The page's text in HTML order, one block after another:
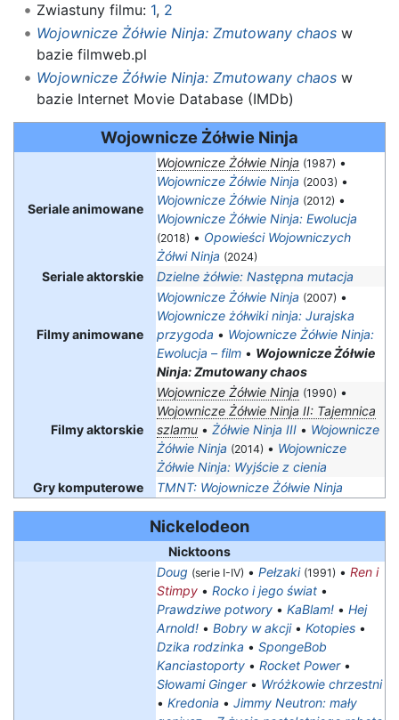
Zwiastuny filmu: 1, 2
Wojownicze Żółwie Ninja: Zmutowany chaosw
bazie filmweb.pl
Wojownicze Żółwie Ninja: Zmutowany chaosw
bazie Internet Movie Database (IMDb)
Wojownicze Żółwie Ninja
Seriale animowane
Wojownicze Żółwie Ninja (1987) •
Wojownicze Żółwie Ninja (2003) •
Wojownicze Żółwie Ninja (2012) •
Wojownicze Żółwie Ninja: Ewolucja
(2018) • Opowieści Wojowniczych
Żółwi Ninja (2024)
Seriale aktorskie Dzielne żółwie: Następna mutacja
Filmy animowane
Wojownicze Żółwie Ninja (2007) •
Wojownicze żółwiki ninja: Jurajska
przygoda • Wojownicze Żółwie Ninja:
Ewolucja – film • Wojownicze Żółwie
Ninja: Zmutowany chaos
Filmy aktorskie
Wojownicze Żółwie Ninja (1990) •
Wojownicze Żółwie Ninja II: Tajemnica
szlamu • Żółwie Ninja III • Wojownicze
Żółwie Ninja (2014) • Wojownicze
Żółwie Ninja: Wyjście z cienia
Gry komputerowe
TMNT: Wojownicze Żółwie Ninja
Nickelodeon
Nicktoons
Doug (serie I-IV) • Pełzaki (1991) • Ren i
Stimpy • Rocko i jego świat •
Prawdziwe potwory • KaBlam! • Hej
Arnold! • Bobry w akcji• Kotopies •
Dzika rodzinka • SpongeBob
Kanciastoporty • Rocket Power•
Słowami Ginger• Wróżkowie chrzestni
• Kredonia • Jimmy Neutron: mały